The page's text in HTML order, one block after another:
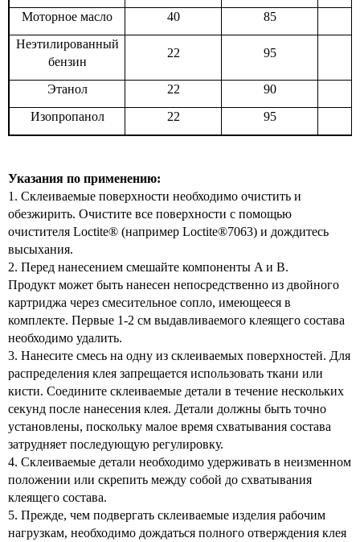
Моторное масло 40 85
Неэтилированный
бензин
22 95
Этанол 22 90
Изопропанол
22 95
Указания по применению:
1. Склеиваемые поверхности необходимо очистить и
обезжирить. Очистите все поверхности с помощью
очистителя Loctite® (например Loctite®7063) и дождитесь
высыхания.
2. Перед нанесением смешайте компоненты A и B.
Продукт может быть нанесен непосредственно из двойного
картриджа через смесительное сопло, имеющееся в
комплекте. Первые 1-2 см выдавливаемого клеящего состава
необходимо удалить.
3. Нанесите смесь на одну из склеиваемых поверхностей. Для
распределения клея запрещается использовать ткани или
кисти. Соедините склеиваемые детали в течение нескольких
секунд после нанесения клея. Детали должны быть точно
установлены, поскольку малое время схватывания состава
затрудняет последующую регулировку.
4. Склеиваемые детали необходимо удерживать в неизменном
положении или скрепить между собой до схватывания
клеящего состава.
5. Прежде, чем подвергать склеиваемые изделия рабочим
нагрузкам, необходимо дождаться полного отверждения клея